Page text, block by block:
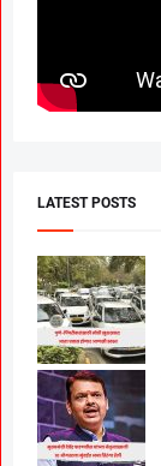
LATEST POSTS